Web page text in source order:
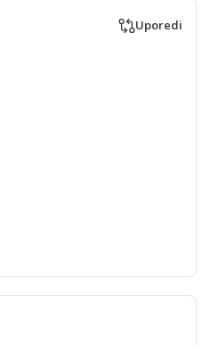
Uporedi